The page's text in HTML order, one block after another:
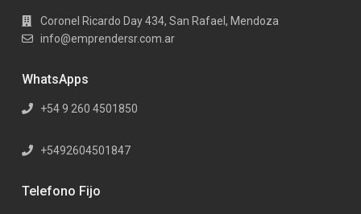
Coronel Ricardo Day 434, San Rafael, Mendoza
info@emprendersr.com.ar
WhatsApps
+54 9 260 4501850
+5492604501847
Telefono Fijo